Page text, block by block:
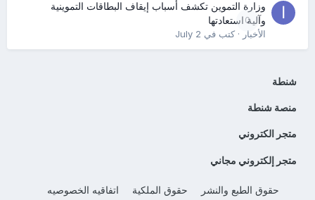
0
وزارة التموين تكشف أسباب إيقاف البطاقات التموينية
وآلية استعادتها
الأخبار· كتب في July 2
شنطة
منصة شنطة
متجر الكتروني
متجر إلكتروني مجاني
حقوق الطبع والنشر حقوق الملكية
اتفاقيه الخصوصيه